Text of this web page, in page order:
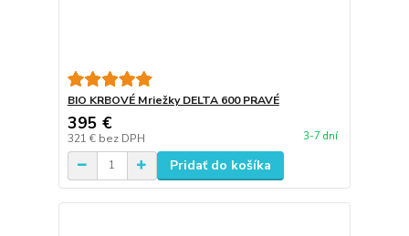
BIO KRBOVÉ Mriežky DELTA 600 PRAVÉ
395 €
321 € bez DPH 3-7 dní
Pridať do košíka